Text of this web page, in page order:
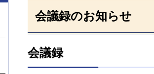
会議録のお知らせ
会議録